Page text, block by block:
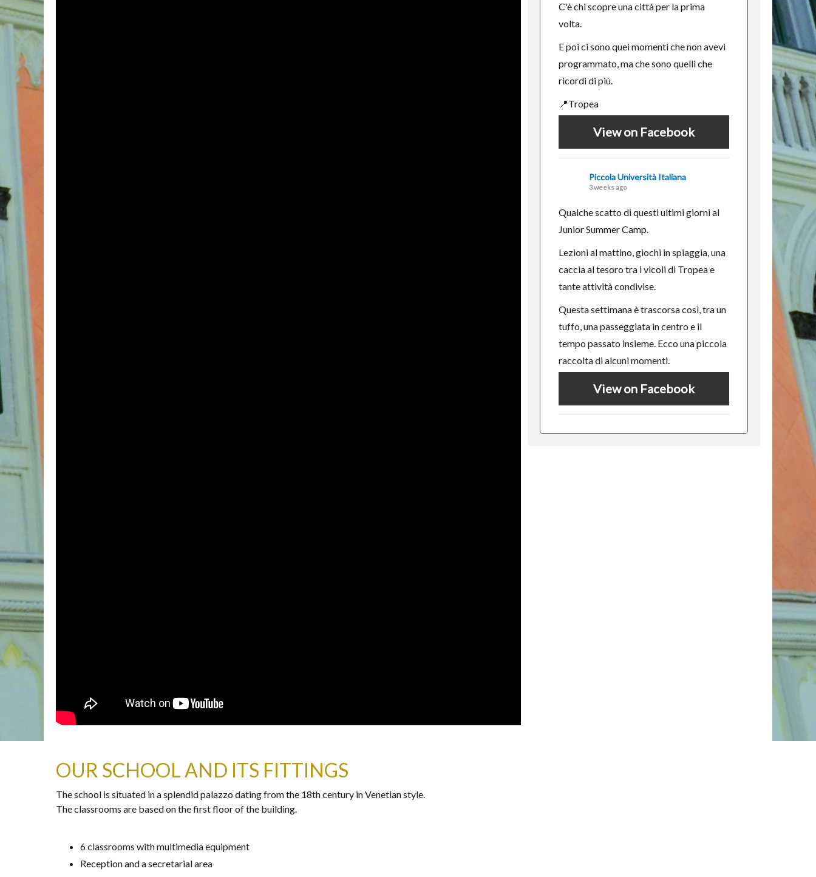
OUR SCHOOL AND ITS FITTINGS
The school is situated in a splendid palazzo dating from the 18th century in Venetian style.
The classrooms are based on the first floor of the building.
6 classrooms with multimedia equipment
Reception and a secretarial area
C'è chi scopre una città per la prima
volta.
E poi ci sono quei momenti che non avevi
programmato, ma che sono quelli che
ricordi di più.
📍Tropea
View on Facebook
Piccola Università Italiana
3 weeks ago
Qualche scatto di questi ultimi giorni al
Junior Summer Camp.
Lezioni al mattino, giochi in spiaggia, una
caccia al tesoro tra i vicoli di Tropea e
tante attività condivise.
Questa settimana è trascorsa così, tra un
tuffo, una passeggiata in centro e il
tempo passato insieme. Ecco una piccola
raccolta di alcuni momenti.
View on Facebook